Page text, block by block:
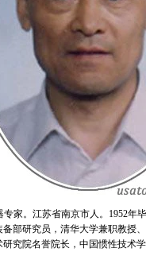
家。江苏省南京市人。1952年
部研究员，清华大学兼职教授
究院名誉院长，中国惯性技术